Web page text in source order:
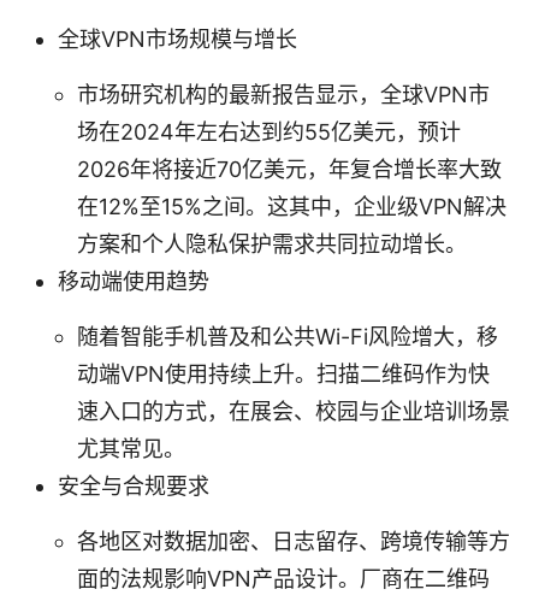
全球VPN市场规模与增长
市场研究机构的最新报告显示，全球VPN市
场在2024年左右达到约55亿美元，预计
2026年将接近70亿美元，年复合增长率大致
在12%至15%之间。这其中，企业级VPN解决
方案和个人隐私保护需求共同拉动增长。
移动端使用趋势
随着智能手机普及和公共Wi-Fi风险增大，移
动端VPN使用持续上升。扫描二维码作为快
速入口的方式，在展会、校园与企业培训场景
尤其常见。
安全与合规要求
各地区对数据加密、日志留存、跨境传输等方
面的法规影响VPN产品设计。厂商在二维码